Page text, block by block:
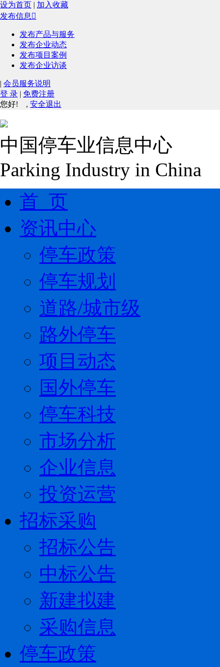
设为首页 | 加入收藏
发布信息 
发布产品与服务
发布企业动态
发布项目案例
发布企业访谈
| 会员服务说明
登 录 | 免费注册
您好!
, 安全退出
中国停车业信息中心
Parking Industry in China
首 页
资讯中心
停车政策
停车规划
道路/城市级
路外停车
项目动态
国外停车
停车科技
市场分析
企业信息
投资运营
招标采购
招标公告
中标公告
新建拟建
采购信息
停车政策